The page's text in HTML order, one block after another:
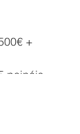
+
painéis